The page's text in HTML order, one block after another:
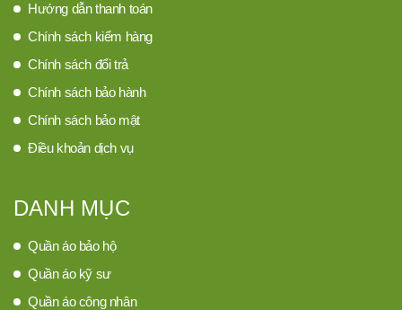
Hướng dẫn thanh toán
Chính sách kiểm hàng
Chính sách đổi trả
Chính sách bảo hành
Chính sách bảo mật
Điều khoản dịch vụ
DANH MỤC
Quần áo bảo hộ
Quần áo kỹ sư
Quần áo công nhân